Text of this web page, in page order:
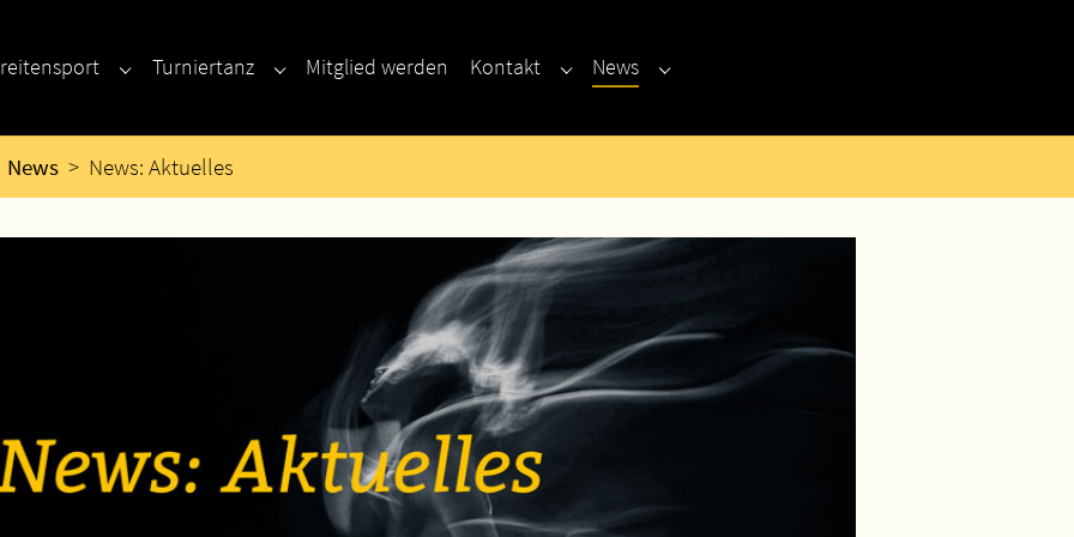
for "Neu hier?"Submenu for "Breitensport"
Turniertanz Submenu for "Turniertanz"
Mitglied werden Kontakt Submenu for "Kontakt"
News Submenu for "News"
News News: Aktuelles